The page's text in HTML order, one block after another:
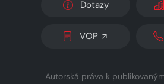
Dotazy
VOP
Autorská práva k